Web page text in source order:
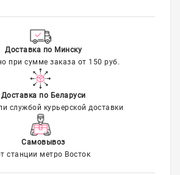
Доставка по Минску
при сумме заказа от 150 руб.
Доставка по Беларуси
службой курьерской доставки
Самовывоз
станции метро Восток